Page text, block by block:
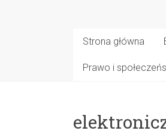
Strona główna
Prawo i